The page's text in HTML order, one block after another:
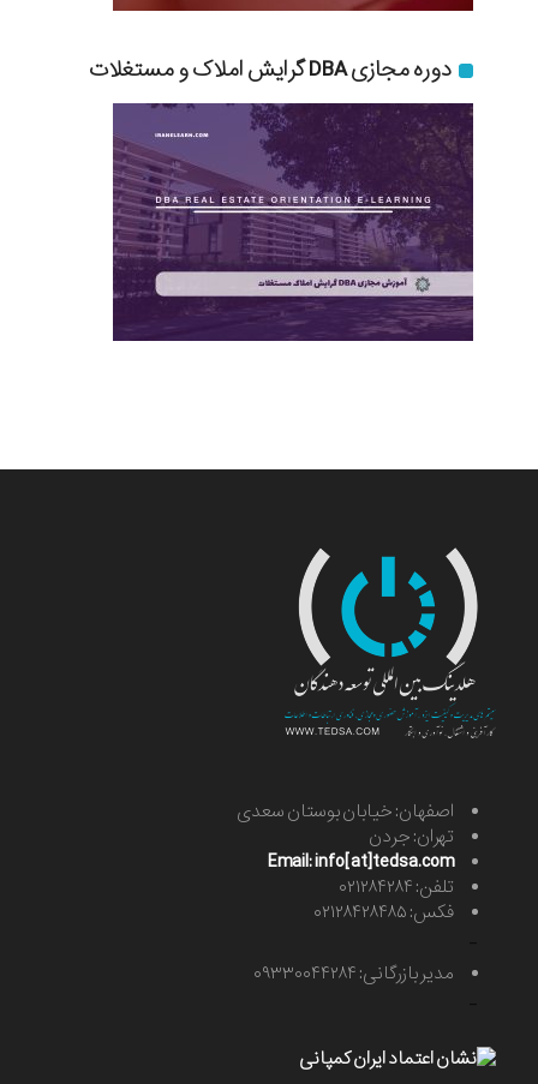
دوره مجازی DBA گرایش املاک و مستغلات
اصفهان: خیابان بوستان سعدی
تهران: جردن
Email: info[at]tedsa.com
تلفن: ۰۲۱۲۸۴۲۸۴
فکس: ۰۲۱۲۸۴۲۸۴۸۵
مدیر بازرگانی: ۰۹۳۳۰۰۴۴۲۸۴